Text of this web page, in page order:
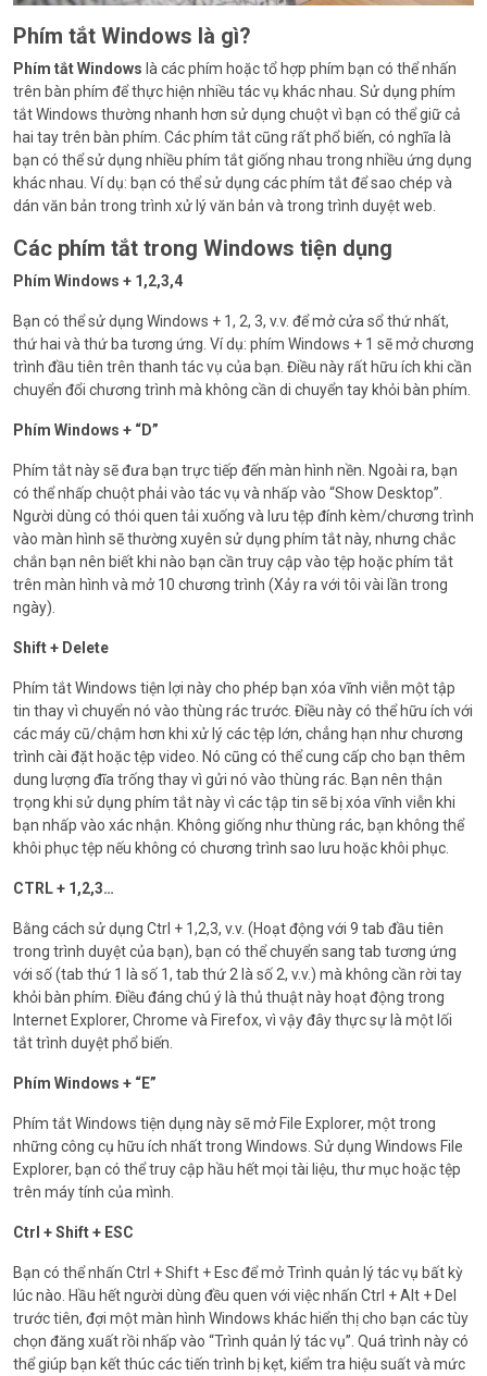
Phím tắt Windows là gì?
Phím tắt Windows là các phím hoặc tổ hợp phím bạn có thể nhấn
trên bàn phím để thực hiện nhiều tác vụ khác nhau. Sử dụng phím
tắt Windows thường nhanh hơn sử dụng chuột vì bạn có thể giữ cả
hai tay trên bàn phím. Các phím tắt cũng rất phổ biến, có nghĩa là
bạn có thể sử dụng nhiều phím tắt giống nhau trong nhiều ứng dụng
khác nhau. Ví dụ: bạn có thể sử dụng các phím tắt để sao chép và
dán văn bản trong trình xử lý văn bản và trong trình duyệt web.
Các phím tắt trong Windows tiện dụng
Phím Windows + 1,2,3,4
Bạn có thể sử dụng Windows + 1, 2, 3, v.v. để mở cửa sổ thứ nhất,
thứ hai và thứ ba tương ứng. Ví dụ: phím Windows + 1 sẽ mở chương
trình đầu tiên trên thanh tác vụ của bạn. Điều này rất hữu ích khi cần
chuyển đổi chương trình mà không cần di chuyển tay khỏi bàn phím.
Phím Windows + “D”
Phím tắt này sẽ đưa bạn trực tiếp đến màn hình nền. Ngoài ra, bạn
có thể nhấp chuột phải vào tác vụ và nhấp vào “Show Desktop”.
Người dùng có thói quen tải xuống và lưu tệp đính kèm/chương trình
vào màn hình sẽ thường xuyên sử dụng phím tắt này, nhưng chắc
chắn bạn nên biết khi nào bạn cần truy cập vào tệp hoặc phím tắt
trên màn hình và mở 10 chương trình (Xảy ra với tôi vài lần trong
ngày).
Shift + Delete
Phím tắt Windows tiện lợi này cho phép bạn xóa vĩnh viễn một tập
tin thay vì chuyển nó vào thùng rác trước. Điều này có thể hữu ích với
các máy cũ/chậm hơn khi xử lý các tệp lớn, chẳng hạn như chương
trình cài đặt hoặc tệp video. Nó cũng có thể cung cấp cho bạn thêm
dung lượng đĩa trống thay vì gửi nó vào thùng rác. Bạn nên thận
trọng khi sử dụng phím tắt này vì các tập tin sẽ bị xóa vĩnh viễn khi
bạn nhấp vào xác nhận. Không giống như thùng rác, bạn không thể
khôi phục tệp nếu không có chương trình sao lưu hoặc khôi phục.
CTRL + 1,2,3…
Bằng cách sử dụng Ctrl + 1,2,3, v.v. (Hoạt động với 9 tab đầu tiên
trong trình duyệt của bạn), bạn có thể chuyển sang tab tương ứng
với số (tab thứ 1 là số 1, tab thứ 2 là số 2, v.v.) mà không cần rời tay
khỏi bàn phím. Điều đáng chú ý là thủ thuật này hoạt động trong
Internet Explorer, Chrome và Firefox, vì vậy đây thực sự là một lối
tắt trình duyệt phổ biến.
Phím Windows + “E”
Phím tắt Windows tiện dụng này sẽ mở File Explorer, một trong
những công cụ hữu ích nhất trong Windows. Sử dụng Windows File
Explorer, bạn có thể truy cập hầu hết mọi tài liệu, thư mục hoặc tệp
trên máy tính của mình.
Ctrl + Shift + ESC
Bạn có thể nhấn Ctrl + Shift + Esc để mở Trình quản lý tác vụ bất kỳ
lúc nào. Hầu hết người dùng đều quen với việc nhấn Ctrl + Alt + Del
trước tiên, đợi một màn hình Windows khác hiển thị cho bạn các tùy
chọn đăng xuất rồi nhấp vào “Trình quản lý tác vụ”. Quá trình này có
thể giúp bạn kết thúc các tiến trình bị kẹt, kiểm tra hiệu suất và mức